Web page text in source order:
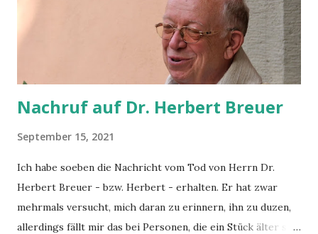
dafür beschafft worden war, sind wir dann doch noch nach
Hause gekommen, allerdings erst mitten in der Nacht statt
am frühen Abend. Ermuntert durch die
passagierfreundlichen Entscheidungen z.T.
Entschädigungen unter dem Stic...
Nachruf auf Dr. Herbert Breuer
September 15, 2021
Ich habe soeben die Nachricht vom Tod von Herrn Dr.
Herbert Breuer - bzw. Herbert - erhalten. Er hat zwar
mehrmals versucht, mich daran zu erinnern, ihn zu duzen,
allerdings fällt mir das bei Personen, die ein Stück älter sind